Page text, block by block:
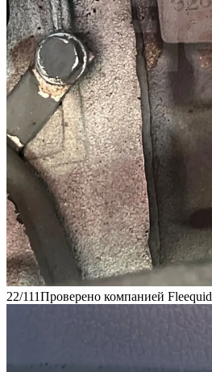
22/111Проверено компанией Fleequid